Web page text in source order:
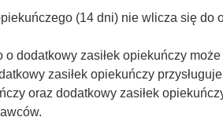
(14 dni) nie wlicza się
dodatkowy zasiłek opiekuńczy
zasiłek opiekuńczy
oraz dodatkowy zasiłek